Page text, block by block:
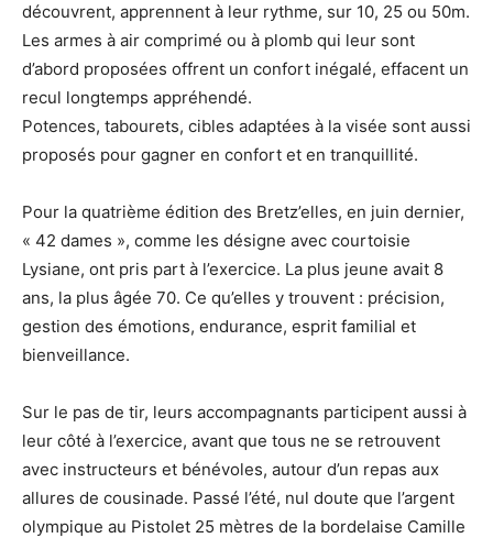
découvrent, apprennent à leur rythme, sur 10, 25 ou 50m.
Les armes à air comprimé ou à plomb qui leur sont
d’abord proposées offrent un confort inégalé, effacent un
recul longtemps appréhendé.
Potences, tabourets, cibles adaptées à la visée sont aussi
proposés pour gagner en confort et en tranquillité.
Pour la quatrième édition des Bretz’elles, en juin dernier,
« 42 dames », comme les désigne avec courtoisie
Lysiane, ont pris part à l’exercice. La plus jeune avait 8
ans, la plus âgée 70. Ce qu’elles y trouvent : précision,
gestion des émotions, endurance, esprit familial et
bienveillance.
Sur le pas de tir, leurs accompagnants participent aussi à
leur côté à l’exercice, avant que tous ne se retrouvent
avec instructeurs et bénévoles, autour d’un repas aux
allures de cousinade. Passé l’été, nul doute que l’argent
olympique au Pistolet 25 mètres de la bordelaise Camille